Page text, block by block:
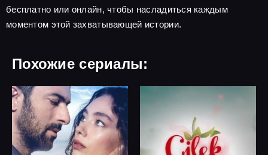
бесплатно или онлайн, чтобы насладиться каждым
моментом этой захватывающей истории.
Похожие сериалы: